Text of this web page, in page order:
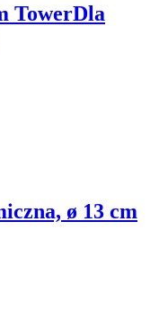
TowerDla
ø 13 cm